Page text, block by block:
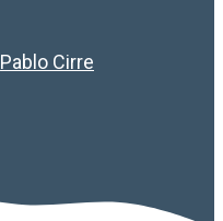
Pablo Cirre